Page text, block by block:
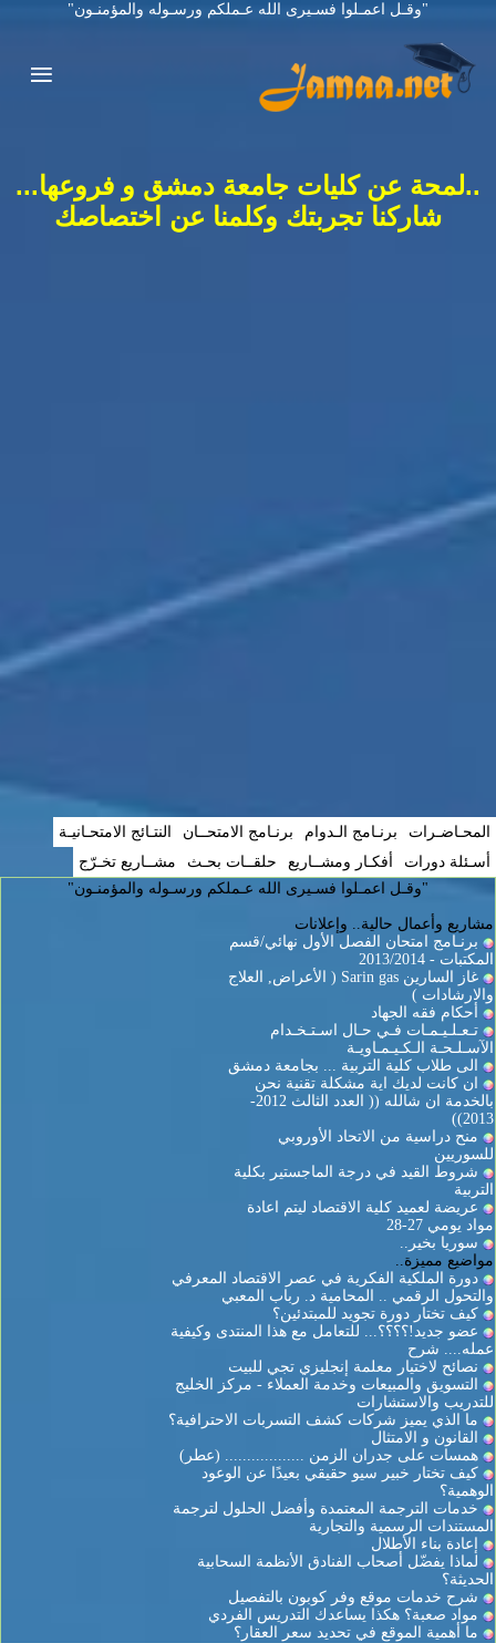
"وقـل اعمـلوا فسـيرى الله عـملكم ورسـوله والمؤمنـون"
..لمحة عن كليات جامعة دمشق و فروعها...
شاركنا تجربتك وكلمنا عن اختصاصك
المحـاضـرات برنـامج الـدوام برنـامج الامتحــان
النتـائج الامتحـانيـة
أسـئلة دورات
أفكـار ومشــاريع حلقــات بحـث
مشــاريع تخـرّج
"وقـل اعمـلوا فسـيرى الله عـملكم ورسـوله والمؤمنـون"
مشاريع وأعمال حالية.. وإعلانات
برنـامج امتحان الفصل الأول نهائي/قسم
المكتبات - 2013/2014
غاز السارين Sarin gas ( الأعراض, العلاج
والارشادات )
أحكام فقه الجهاد
تـعـلـيـمـات فـي حـال اسـتـخـدام
الآسـلـحـة الـكـيـمـاويـة
الى طلاب كلية التربية ... بجامعة دمشق
ان كانت لديك اية مشكلة تقنية نحن
بالخدمة ان شالله (( العدد الثالث 2012-
2013))
منح دراسية من الاتحاد الأوروبي
للسوريين
شروط القيد في درجة الماجستير بكلية
التربية
عريضة لعميد كلية الاقتصاد ليتم اعادة
مواد يومي 27-28
سوريا بخير..
مواضيع مميزة..
دورة الملكية الفكرية في عصر الاقتصاد المعرفي
والتحول الرقمي .. المحامية د. رباب المعبي
كيف تختار دورة تجويد للمبتدئين؟
عضو جديد!؟؟؟؟... للتعامل مع هذا المنتدى وكيفية
عمله.... شرح
نصائح لاختيار معلمة إنجليزي تجي للبيت
التسويق والمبيعات وخدمة العملاء - مركز الخليج
للتدريب والاستشارات
ما الذي يميز شركات كشف التسربات الاحترافية؟
القانون و الامتثال
همسات على جدران الزمن .................. (عطر)
كيف تختار خبير سيو حقيقي بعيدًا عن الوعود
الوهمية؟
خدمات الترجمة المعتمدة وأفضل الحلول لترجمة
المستندات الرسمية والتجارية
إعادة بناء الأطلال
لماذا يفضّل أصحاب الفنادق الأنظمة السحابية
الحديثة؟
شرح خدمات موقع وفر كوبون بالتفصيل
مواد صعبة؟ هكذا يساعدك التدريس الفردي
ما أهمية الموقع في تحديد سعر العقار؟